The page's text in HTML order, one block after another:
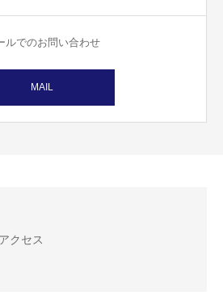
ルでのお問い合わせ
MAIL
アクセス